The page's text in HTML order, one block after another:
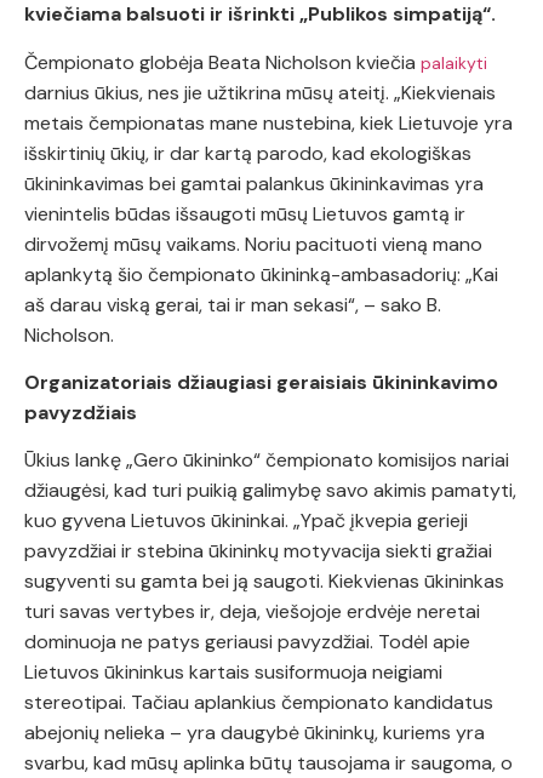
kviečiama balsuoti ir išrinkti „Publikos simpatiją“.
Čempionato globėja Beata Nicholson kviečia palaikyti
darnius ūkius, nes jie užtikrina mūsų ateitį. „Kiekvienais
metais čempionatas mane nustebina, kiek Lietuvoje yra
išskirtinių ūkių, ir dar kartą parodo, kad ekologiškas
ūkininkavimas bei gamtai palankus ūkininkavimas yra
vienintelis būdas išsaugoti mūsų Lietuvos gamtą ir
dirvožemį mūsų vaikams. Noriu pacituoti vieną mano
aplankytą šio čempionato ūkininką-ambasadorių: „Kai
aš darau viską gerai, tai ir man sekasi“, – sako B.
Nicholson.
Organizatoriais džiaugiasi geraisiais ūkininkavimo
pavyzdžiais
Ūkius lankę „Gero ūkininko“ čempionato komisijos nariai
džiaugėsi, kad turi puikią galimybę savo akimis pamatyti,
kuo gyvena Lietuvos ūkininkai. „Ypač įkvepia gerieji
pavyzdžiai ir stebina ūkininkų motyvacija siekti gražiai
sugyventi su gamta bei ją saugoti. Kiekvienas ūkininkas
turi savas vertybes ir, deja, viešojoje erdvėje neretai
dominuoja ne patys geriausi pavyzdžiai. Todėl apie
Lietuvos ūkininkus kartais susiformuoja neigiami
stereotipai. Tačiau aplankius čempionato kandidatus
abejonių nelieka – yra daugybė ūkininkų, kuriems yra
svarbu, kad mūsų aplinka būtų tausojama ir saugoma, o